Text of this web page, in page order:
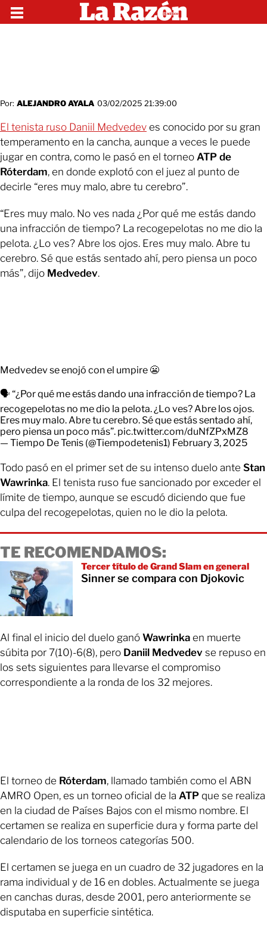
Por: ALEJANDRO AYALA 03/02/2025 21:39:00
El tenista ruso Daniil Medvedev es conocido por su gran
temperamento en la cancha, aunque a veces le puede
jugar en contra, como le pasó en el torneo ATP de
Róterdam, en donde explotó con el juez al punto de
decirle “eres muy malo, abre tu cerebro”.
“Eres muy malo. No ves nada ¿Por qué me estás dando
una infracción de tiempo? La recogepelotas no me dio la
pelota. ¿Lo ves? Abre los ojos. Eres muy malo. Abre tu
cerebro. Sé que estás sentado ahí, pero piensa un poco
más”, dijo Medvedev.
Medvedev se enojó con el umpire 😬
🗣 “¿Por qué me estás dando una infracción de tiempo? La
recogepelotas no me dio la pelota. ¿Lo ves? Abre los ojos.
Eres muy malo. Abre tu cerebro. Sé que estás sentado ahí,
pero piensa un poco más”. pic.twitter.com/duNfZPxMZ8
— Tiempo De Tenis (@Tiempodetenis1) February 3, 2025
Todo pasó en el primer set de su intenso duelo ante Stan
Wawrinka. El tenista ruso fue sancionado por exceder el
límite de tiempo, aunque se escudó diciendo que fue
culpa del recogepelotas, quien no le dio la pelota.
TE RECOMENDAMOS:
Tercer título de Grand Slam en general
Sinner se compara con Djokovic
Al final el inicio del duelo ganó Wawrinka en muerte
súbita por 7(10)-6(8), pero Daniil Medvedev se repuso en
los sets siguientes para llevarse el compromiso
correspondiente a la ronda de los 32 mejores.
El torneo de Róterdam, llamado también como el ABN
AMRO Open, es un torneo oficial de la ATP que se realiza
en la ciudad de Países Bajos con el mismo nombre. El
certamen se realiza en superficie dura y forma parte del
calendario de los torneos categorías 500.
El certamen se juega en un cuadro de 32 jugadores en la
rama individual y de 16 en dobles. Actualmente se juega
en canchas duras, desde 2001, pero anteriormente se
disputaba en superficie sintética.